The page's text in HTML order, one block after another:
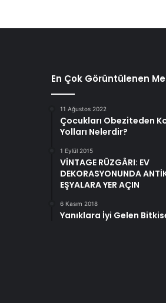
En Çok Görüntülenen
11 Ağustos 2022
Çocukları Obeziteden
Yolları Nelerdir?
1 Eylül 2015
VİNTAGE RÜZGÂRI: EV
DEKORASYONUNDA
EŞYALARA YER AÇIN
6 Kasım 2018
Yanıklara İyi Gelen